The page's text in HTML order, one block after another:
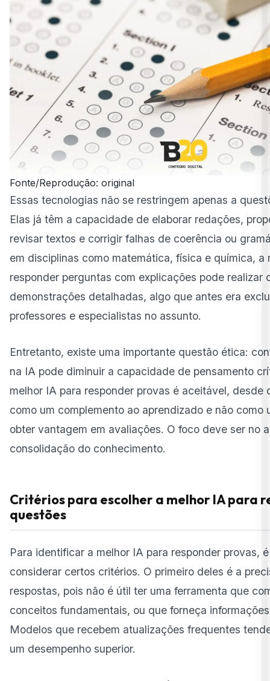
Fonte/Reprodução: original
Essas tecnologias não se restringem apenas a
Elas já têm a capacidade de elaborar redações,
revisar textos e corrigir falhas de coerência ou
em disciplinas como matemática, física e química, a
responder perguntas com explicações pode realizar
demonstrações detalhadas, algo que antes era
professores e especialistas no assunto.
Entretanto, existe uma importante questão ética:
na IA pode diminuir a capacidade de pensamento
melhor IA para responder provas é aceitável, desde
como um complemento ao aprendizado e não como
obter vantagem em avaliações. O foco deve ser no
consolidação do conhecimento.
Critérios para escolher a melhor IA para
questões
Para identificar a melhor IA para responder provas,
considerar certos critérios. O primeiro deles é a
respostas, pois não é útil ter uma ferramenta que
conceitos fundamentais, ou que forneça
Modelos que recebem atualizações frequentes
um desempenho superior.